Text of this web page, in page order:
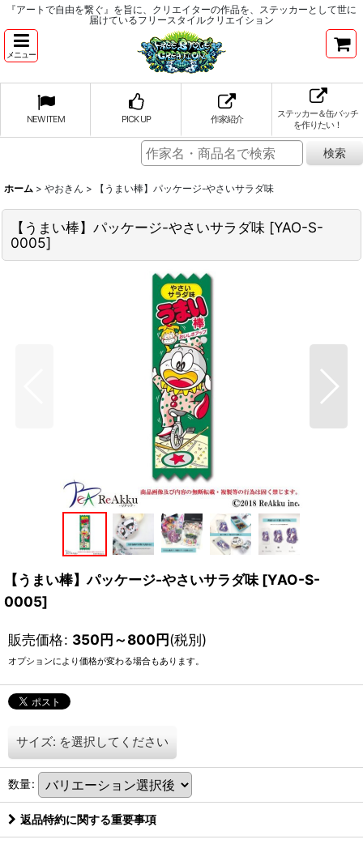
『アートで自由を繋ぐ』を旨に、クリエイターの作品を、ステッカーとして世に
届けているフリースタイルクリエイション
メニュー
NEW ITEM PICK UP 作家紹介
ステッカー＆缶バッチ
を作りたい！
ホーム > やおきん > 【うまい棒】パッケージ-やさいサラダ味
【うまい棒】パッケージ-やさいサラダ味 [YAO-S-
0005]
【うまい棒】パッケージ-やさいサラダ味 [YAO-S-
0005]
販売価格: 350円～800円(税別)
オプションにより価格が変わる場合もあります。
サイズ: を選択してください
数量:
返品特約に関する重要事項